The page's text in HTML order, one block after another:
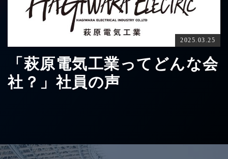
2025.03.25
「萩原電気工業ってどんな会
社？」社員の声